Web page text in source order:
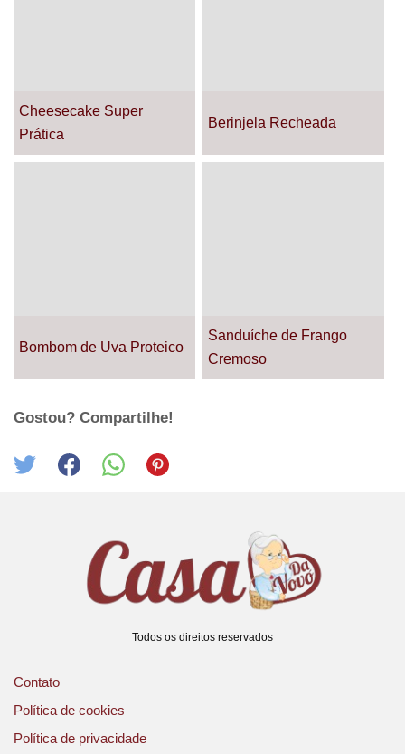
Cheesecake Super
Prática
Berinjela Recheada
Bombom de Uva Proteico
Sanduíche de Frango
Cremoso
Gostou? Compartilhe!
Todos os direitos reservados
Contato
Política de cookies
Política de privacidade